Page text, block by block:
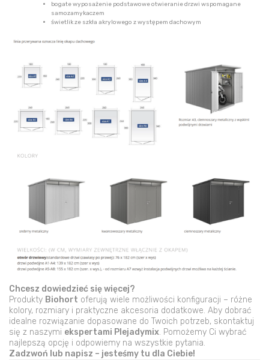
bogate wyposażenie podstawowe otwieranie drzwi wspomagane
samozamykaczem
świetlik ze szkła akrylowego z występem dachowym
Chcesz dowiedzieć się więcej?
Produkty Biohort oferują wiele możliwości konfiguracji – różne
kolory, rozmiary i praktyczne akcesoria dodatkowe. Aby dobrać
idealne rozwiązanie dopasowane do Twoich potrzeb, skontaktuj
się z naszymi ekspertami Plejadymix. Pomożemy Ci wybrać
najlepszą opcję i odpowiemy na wszystkie pytania.
Zadzwoń lub napisz – jesteśmy tu dla Ciebie!